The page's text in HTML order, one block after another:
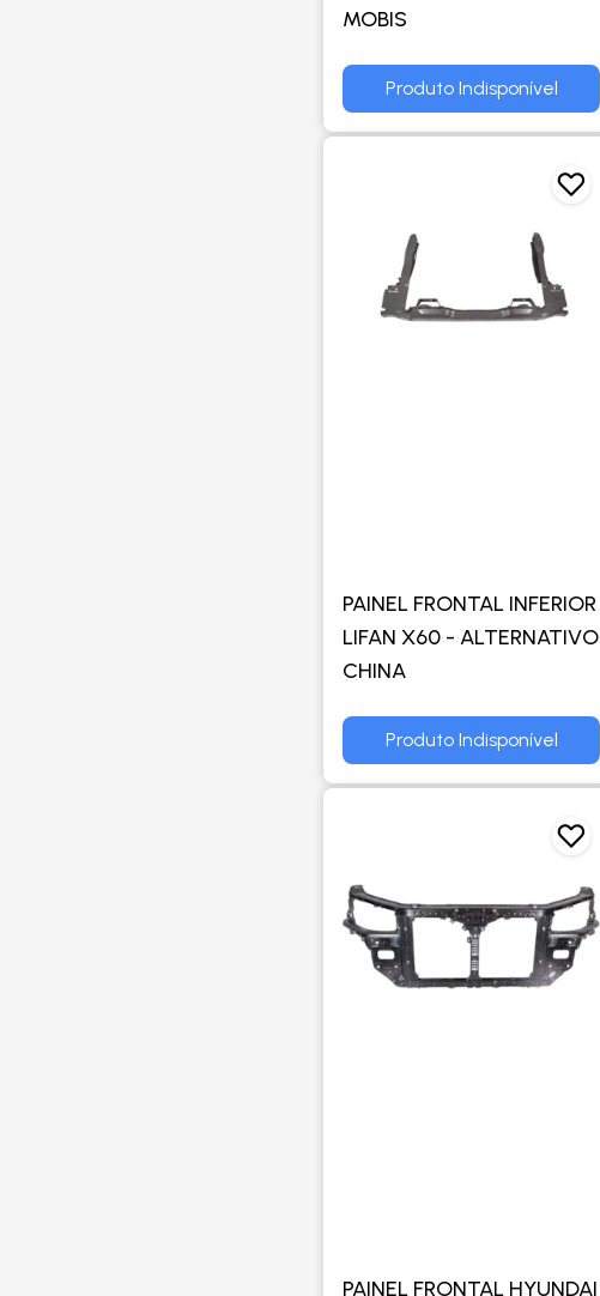
MOBIS
Produto Indisponível
PAINEL FRONTAL INFERIOR
LIFAN X60 - ALTERNATIVO
CHINA
Produto Indisponível
PAINEL FRONTAL HYUNDAI